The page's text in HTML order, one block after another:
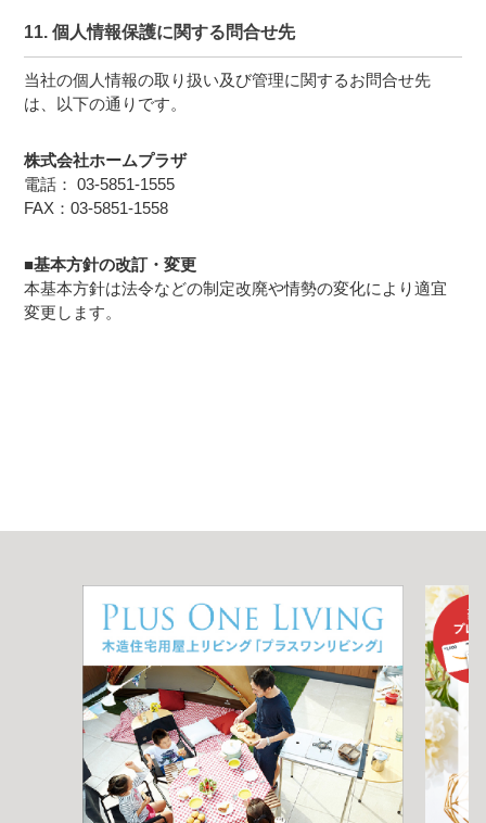
11. 個人情報保護に関する問合せ先
当社の個人情報の取り扱い及び管理に関するお問合せ先
は、以下の通りです。
株式会社ホームプラザ
電話：03-5851-1555
FAX：03-5851-1558
■基本方針の改訂・変更
本基本方針は法令などの制定改廃や情勢の変化により適宜
変更します。